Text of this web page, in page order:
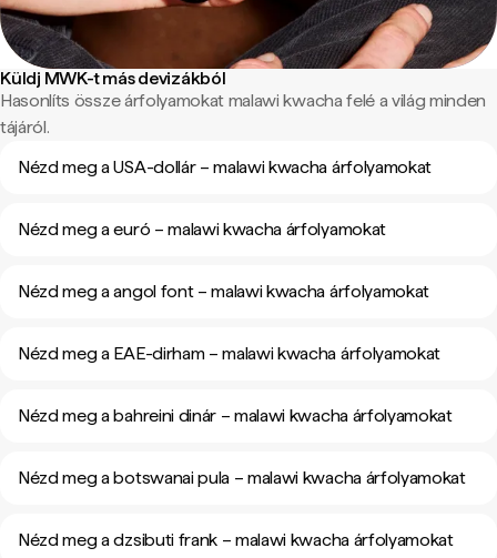
Küldj MWK-t más devizákból
Hasonlíts össze árfolyamokat malawi kwacha felé a világ minden
tájáról.
Nézd meg a USA-dollár – malawi kwacha árfolyamokat
Nézd meg a euró – malawi kwacha árfolyamokat
Nézd meg a angol font – malawi kwacha árfolyamokat
Nézd meg a EAE-dirham – malawi kwacha árfolyamokat
Nézd meg a bahreini dinár – malawi kwacha árfolyamokat
Nézd meg a botswanai pula – malawi kwacha árfolyamokat
Nézd meg a dzsibuti frank – malawi kwacha árfolyamokat